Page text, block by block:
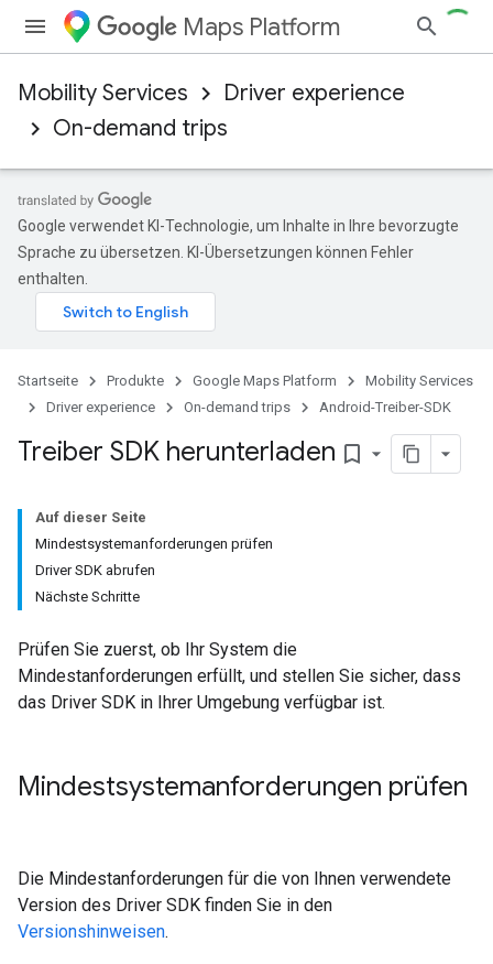
Maps Platform
Mobility Services
Driver experience
On-demand trips
Google verwendet KI-Technologie, um Inhalte in Ihre bevorzugte
Sprache zu übersetzen. KI-Übersetzungen können Fehler
enthalten.
Startseite Produkte Google Maps Platform
Mobility Services
Driver experience
On-demand trips Android-Treiber-SDK
Treiber SDK herunterladen bookmark_border
Auf dieser Seite
Mindestsystemanforderungen prüfen
Driver SDK abrufen
Nächste Schritte
Prüfen Sie zuerst, ob Ihr System die
Mindestanforderungen erfüllt, und stellen Sie sicher, dass
das Driver SDK in Ihrer Umgebung verfügbar ist.
Mindestsystemanforderungen prüfen
Die Mindestanforderungen für die von Ihnen verwendete
Version des Driver SDK finden Sie in den
Versionshinweisen.